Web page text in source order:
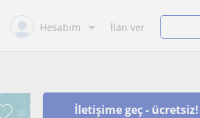
Hesabım İlan ver
İletişime geç - ücretsiz!